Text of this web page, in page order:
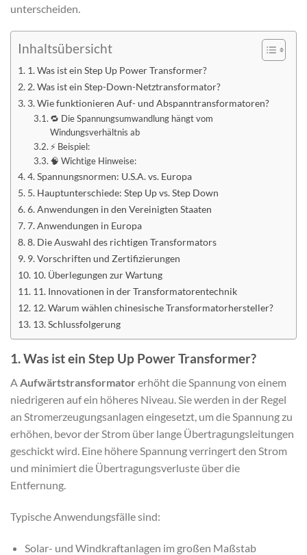
unterscheiden.
Inhaltsübersicht
1. Was ist ein Step Up Power Transformer?
2. Was ist ein Step-Down-Netztransformator?
3. Wie funktionieren Auf- und Abspanntransformatoren?
🔁 Die Spannungsumwandlung hängt vom
Windungsverhältnis ab
⚡ Beispiel:
🧠 Wichtige Hinweise:
4. Spannungsnormen: U.S.A. vs. Europa
5. Hauptunterschiede: Step Up vs. Step Down
6. Anwendungen in den Vereinigten Staaten
7. Anwendungen in Europa
8. Die Auswahl des richtigen Transformators
9. Vorschriften und Zertifizierungen
10. Überlegungen zur Wartung
11. Innovationen in der Transformatorentechnik
12. Warum wählen chinesische Transformatorhersteller?
13. Schlussfolgerung
1. Was ist ein Step Up Power Transformer?
AAufwärtstransformator erhöht die Spannung von einem
niedrigeren auf ein höheres Niveau. Sie werden in der Regel
an Stromerzeugungsanlagen eingesetzt, um die Spannung zu
erhöhen, bevor der Strom über lange Übertragungsleitungen
geschickt wird. Eine höhere Spannung verringert den Strom
und minimiert die Übertragungsverluste über die
Entfernung.
Typische Anwendungsfälle sind:
Solar- und Windkraftanlagen im großen Maßstab